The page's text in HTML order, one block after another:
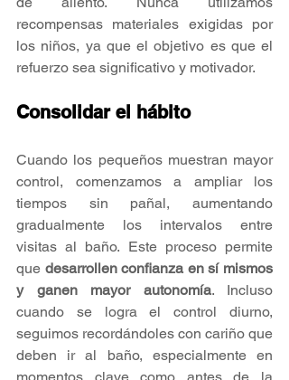
recompensas materiales exigidas por
los niños, ya que el objetivo es que el
refuerzo sea significativo y motivador.
Consolidar el hábito
Cuando los pequeños muestran mayor
control, comenzamos a ampliar los
tiempos sin pañal, aumentando
gradualmente los intervalos entre
visitas al baño. Este proceso permite
que desarrollen confianza en sí mismos
y ganen mayor autonomía. Incluso
cuando se logra el control diurno,
seguimos recordándoles con cariño que
deben ir al baño, especialmente en